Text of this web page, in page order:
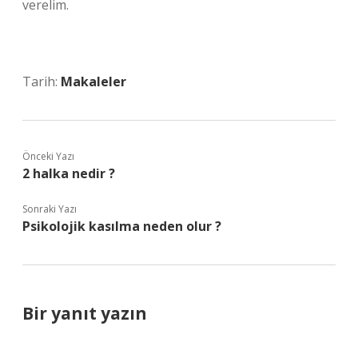
verelim.
Tarih: Makaleler
Önceki Yazı
2 halka nedir ?
Sonraki Yazı
Psikolojik kasılma neden olur ?
Bir yanıt yazın